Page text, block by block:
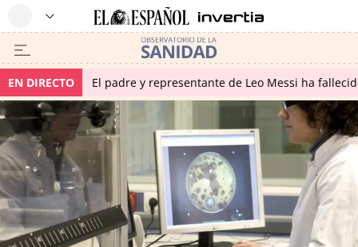
EN DIRECTO El padre y representante de Leo Messi ha